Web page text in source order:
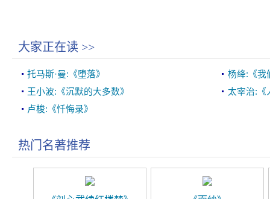
大家正在读 >>
托马斯·曼:《堕落》
杨绛:《我
王小波:《沉默的大多数》
太宰治:《
卢梭:《忏悔录》
热门名著推荐